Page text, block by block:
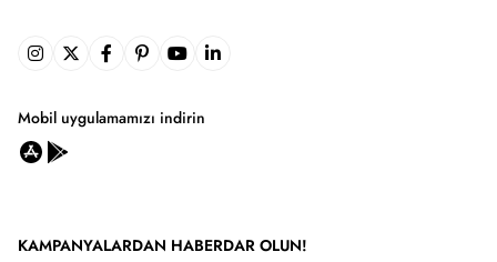
Mobil uygulamamızı indirin
KAMPANYALARDAN HABERDAR OLUN!